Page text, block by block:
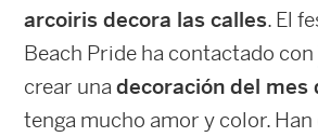
arcoiris decora las calles. El
Beach Pride ha contactado con
crear unadecoración del mes
tenga mucho amor y color.